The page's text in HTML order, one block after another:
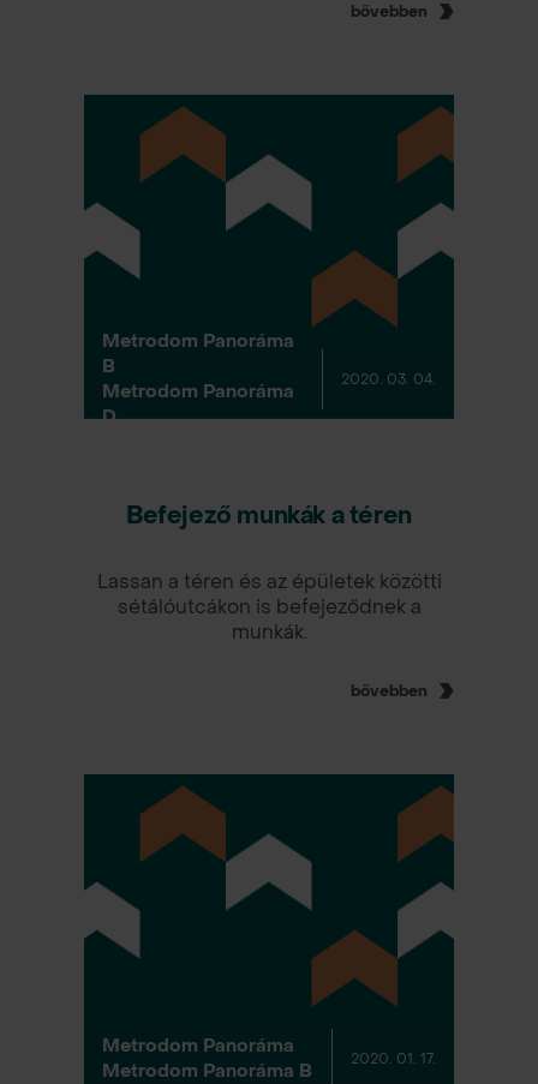
bővebben
Metrodom Panoráma
B
Metrodom Panoráma
D
2020. 03. 04.
Befejező munkák a téren
Lassan a téren és az épületek közötti
sétálóutcákon is befejeződnek a
munkák.
bővebben
Metrodom Panoráma
Metrodom Panoráma B
2020. 01. 17.